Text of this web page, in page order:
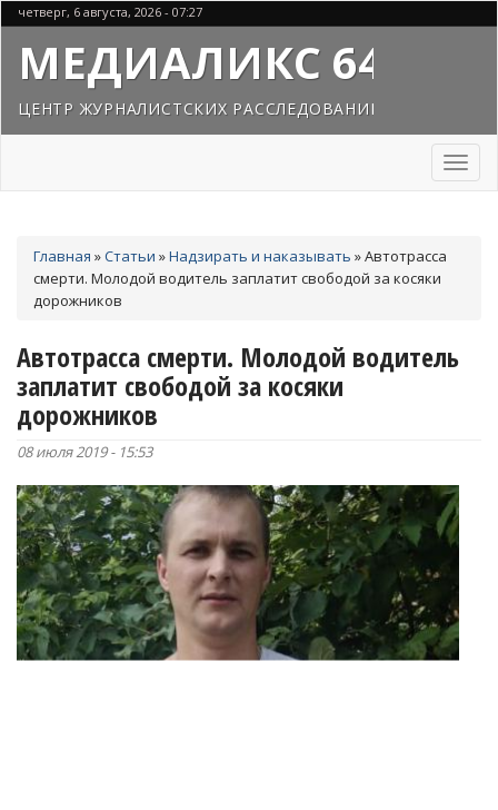
Перейти
к
основному
содержанию
четверг, 6 августа, 2026 - 07:27
МЕДИАЛИКС 64
ЦЕНТР ЖУРНАЛИСТСКИХ РАССЛЕДОВАНИЙ
Toggle
здесь
Главная »Статьи »Надзирать и наказывать »Автотрасса
смерти. Молодой водитель заплатит свободой за косяки
дорожников
Автотрасса смерти. Молодой водитель
заплатит свободой за косяки
дорожников
08 июля 2019 - 15:53